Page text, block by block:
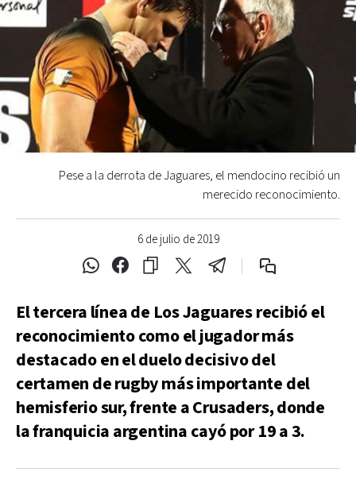
6 de julio de 2019
Pese a la derrota de Jaguares, el mendocino recibió un
merecido reconocimiento.
El tercera línea de Los Jaguares recibió el
reconocimiento como el jugador más
destacado en el duelo decisivo del
certamen de rugby más importante del
hemisferio sur, frente a Crusaders, donde
la franquicia argentina cayó por 19 a 3.